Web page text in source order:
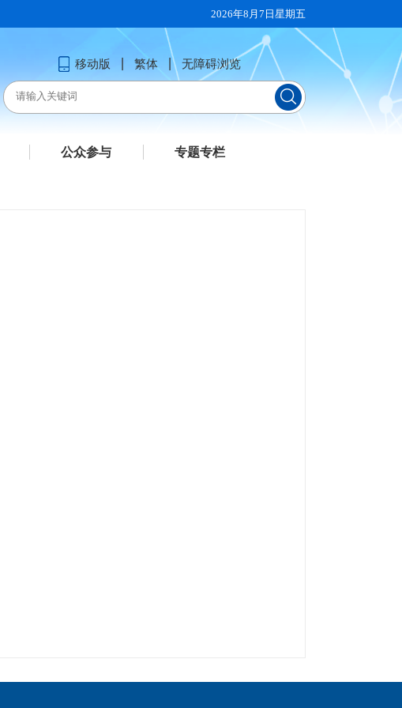
2026年8月7日星期五
移动版 繁体 无障碍浏览
公众参与 专题专栏